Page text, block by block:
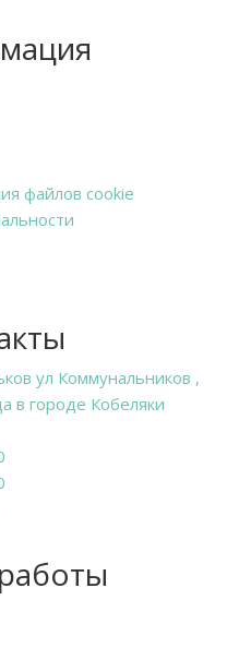
файлов cookie
ул Коммунальников ,
в городе Кобеляки